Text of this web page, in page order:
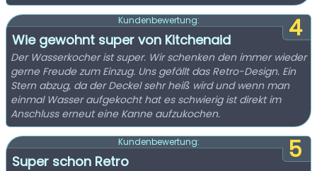
4
Kundenbewertung:
Wie gewohnt super von Kitchenaid
Der Wasserkocher ist super. Wir schenken den immer wieder
gerne Freude zum Einzug. Uns gefällt das Retro-Design. Ein
Stern abzug, da der Deckel sehr heiß wird und wenn man
einmal Wasser aufgekocht hat es schwierig ist direkt im
Anschluss erneut eine Kanne aufzukochen.
5
Kundenbewertung:
Super schon Retro